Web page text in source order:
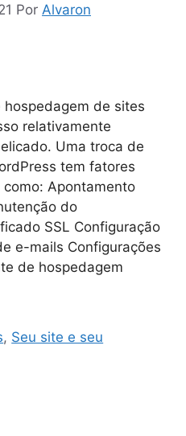
Por Alvaron
de sites
relativamente
Uma troca de
tem fatores
Apontamento
do
SSL Configuração
e-mails Configurações
de hospedagem
, Seu site e seu